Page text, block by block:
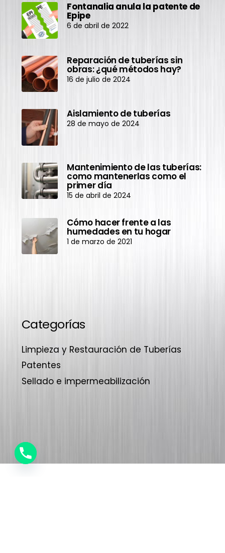
Fontanalia anula la patente de
Epipe
6 de abril de 2022
Reparación de tuberías sin
obras: ¿qué métodos hay?
16 de julio de 2024
Aislamiento de tuberías
28 de mayo de 2024
Mantenimiento de las tuberías:
como mantenerlas como el
primer día
15 de abril de 2024
Cómo hacer frente a las
humedades en tu hogar
1 de marzo de 2021
Categorías
Limpieza y Restauración de Tuberías
Patentes
Sellado e impermeabilización